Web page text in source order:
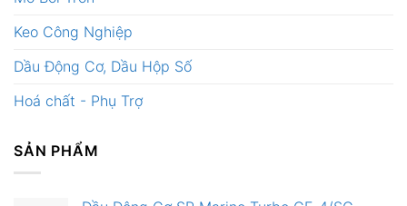
Keo Công Nghiệp
Dầu Động Cơ, Dầu Hộp Số
Hoá chất - Phụ Trợ
SẢN PHẨM